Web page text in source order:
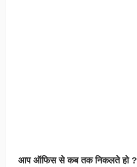
आप ऑफिस से कब तक निकलते हो ?